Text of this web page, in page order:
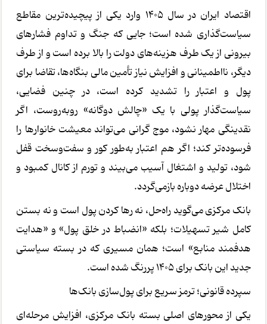
اقتصاد ایران در سال 1405 وارد یکی از پیچیده‌ترین مقاطع
سیاست‌گذاری شده است؛ جایی که جنگ و تداوم فشارهای
بیرونی از یک طرف هزینه‌های دولت را بالا برده است و از طرف
دیگر، نااطمینانی و افزایش نیاز تأمین مالی بنگاه‌ها، تقاضا برای
پول و اعتبار را تشدید کرده است، در چنین فضایی،
سیاست‌گذار پولی با یک «چالش دوگانه» روبه‌روست، اگر
نقدینگی مهار نشود، موج گرانی می‌تواند معیشت خانوارها را
فرسوده‌تر کند؛ اگر هم اعتبار به‌طور کور و سفت‌وسخت قفل
شود، تولید و اشتغال آسیب می‌بیند و تورم از کانال کمبود و
اختلال عرضه دوباره بازمی‌گردد.
بانک مرکزی می‌گوید راه‌حل، نه رها کردن پول است و نه بستن
کامل شیر تسهیلات؛ بلکه «انضباط در خلق پول» و «هدایت
هدفمند منابع» است؛ همان مسیری که در بسته سیاستی
جدید این بانک برای 1405 پررنگ شده است.
سپرده قانونی؛ ترمز سریع برای پول‌سازی بانک‌ها
یکی از محورهای اصلی بسته بانک مرکزی، افزایش مرحله‌ای